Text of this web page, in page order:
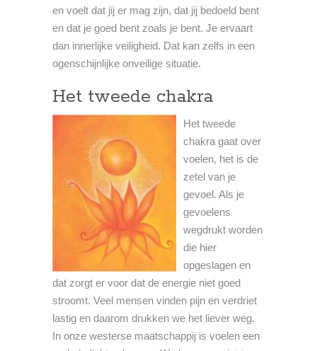
en voelt dat jij er mag zijn, dat jij bedoeld bent
en dat je goed bent zoals je bent. Je ervaart
dan innerlijke veiligheid. Dat kan zelfs in een
ogenschijnlijke onveilige situatie.
Het tweede chakra
Het tweede
chakra gaat over
voelen, het is de
zetel van je
gevoel. Als je
gevoelens
wegdrukt worden
die hier
opgeslagen en
dat zorgt er voor dat de energie niet goed
stroomt. Veel mensen vinden pijn en verdriet
lastig en daarom drukken we het liever weg.
In onze westerse maatschappij is voelen een